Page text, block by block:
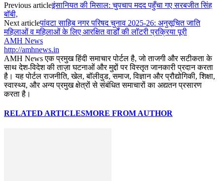
Previous articleइंसानियत की मिसाल: चुपचाप मदद पहुँचा गए सरबजीत सिंह
बॉबी,
Next articleपांवटा साहिब नगर परिषद चुनाव 2025-26: अनुसूचित जाति
महिलाओं व महिलाओं के लिए आरक्षित वार्डों की लॉटरी प्रक्रिया पूरी
AMH News
http://amhnews.in
AMH News एक प्रमुख हिंदी समाचार पोर्टल है, जो ताजगी और सटीकता के
साथ देश-विदेश की ताज़ा घटनाओं और मुद्दों पर विस्तृत जानकारी प्रदान करता
है। यह पोर्टल राजनीति, खेल, बॉलीवुड, समाज, विज्ञान और प्रौद्योगिकी, शिक्षा,
स्वास्थ्य, और अन्य प्रमुख क्षेत्रों से संबंधित समाचारों का अद्यतन प्रसारण
करता है।
RELATED ARTICLESMORE FROM AUTHOR